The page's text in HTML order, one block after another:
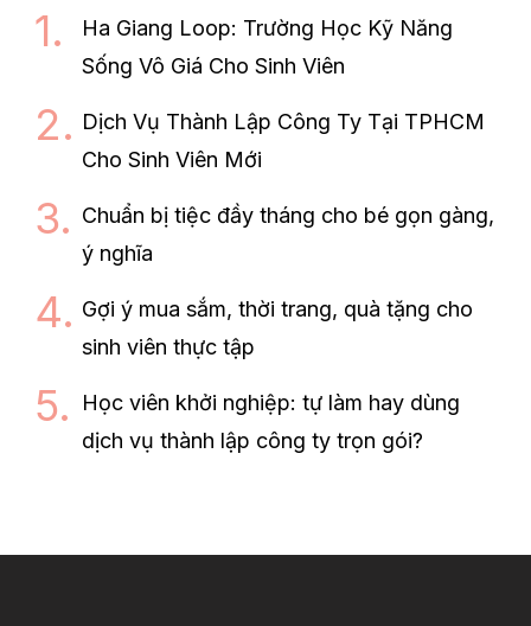
Ha Giang Loop: Trường Học Kỹ Năng
Sống Vô Giá Cho Sinh Viên
Dịch Vụ Thành Lập Công Ty Tại TPHCM
Cho Sinh Viên Mới
Chuẩn bị tiệc đầy tháng cho bé gọn gàng,
ý nghĩa
Gợi ý mua sắm, thời trang, quà tặng cho
sinh viên thực tập
Học viên khởi nghiệp: tự làm hay dùng
dịch vụ thành lập công ty trọn gói?